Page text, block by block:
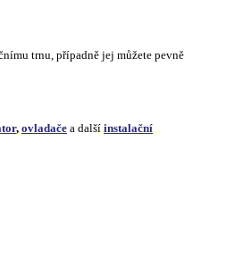
trnu, případně jej můžete pevně
, ovladače a další instalační